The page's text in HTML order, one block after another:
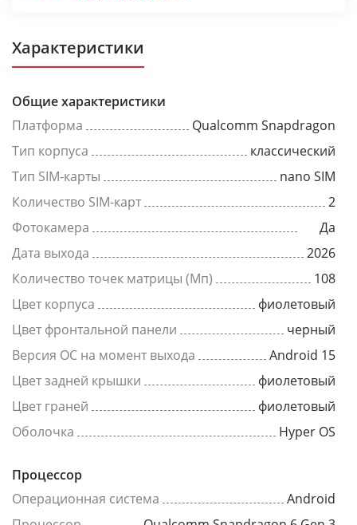
Характеристики
Общие характеристики
Платформа
Qualcomm Snapdragon
Тип корпуса
классический
Тип SIM-карты
nano SIM
Количество SIM-карт
2
Фотокамера
Да
Дата выхода
2026
Количество точек матрицы (Мп)
108
Цвет корпуса
фиолетовый
Цвет фронтальной панели
черный
Версия ОС на момент выхода
Android 15
Цвет задней крышки
фиолетовый
Цвет граней
фиолетовый
Оболочка
Hyper OS
Процессор
Операционная система
Android